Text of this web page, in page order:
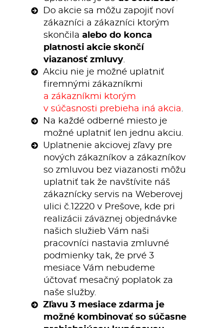
Do akcie sa môžu zapojiť noví
zákazníci a zákazníci ktorým
skončila alebo do konca
platnosti akcie skončí
viazanosť zmluvy.
Akciu nie je možné uplatniť
firemnými zákazníkmi
a zákazníkmi ktorým
v súčasnosti prebieha iná akcia.
Na každé odberné miesto je
možné uplatniť len jednu akciu.
Uplatnenie akciovej zľavy pre
nových zákazníkov a zákazníkov
so zmluvou bez viazanosti môžu
uplatniť tak že navštívite náš
zákaznícky servis na Weberovej
ulici č.12220 v Prešove, kde pri
realizácii záväznej objednávke
našich služieb Vám naši
pracovníci nastavia zmluvné
podmienky tak, že prvé 3
mesiace Vám nebudeme
účtovať mesačný poplatok za
naše služby.
Zľavu 3 mesiace zdarma je
možné kombinovať so súčasne